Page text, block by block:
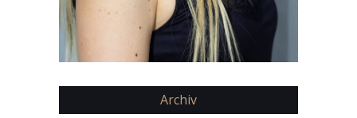
Archiv